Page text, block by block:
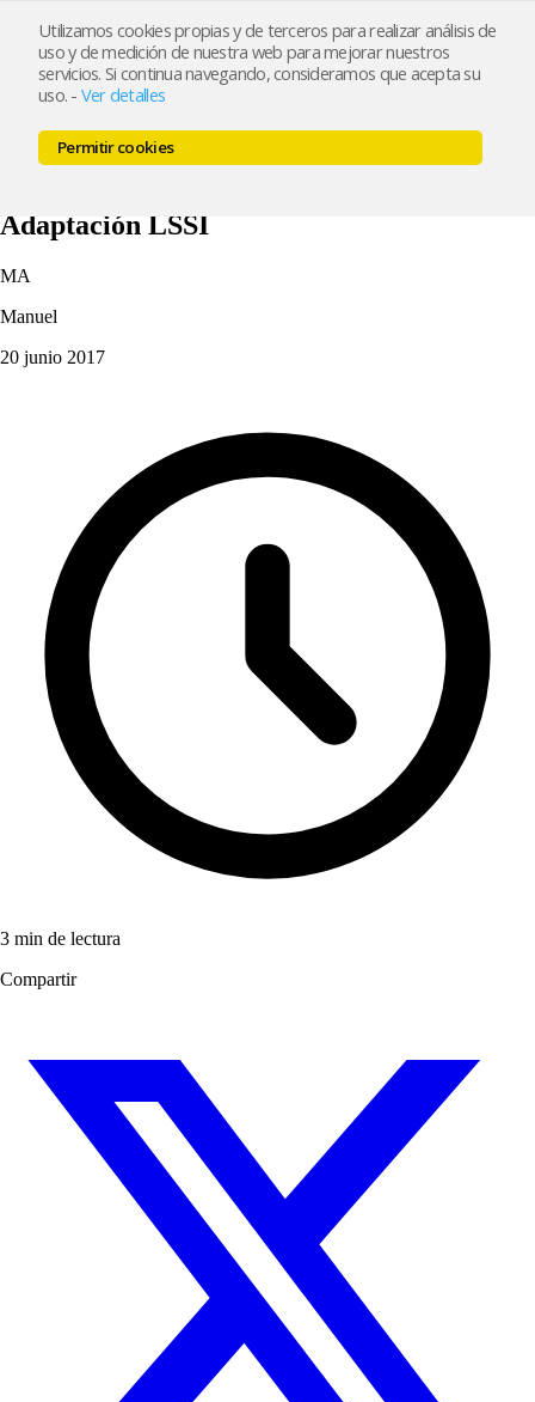
Utilizamos cookies propias y de terceros para realizar análisis de
uso y de medición de nuestra web para mejorar nuestros
servicios. Si continua navegando, consideramos que acepta su
uso. - Ver detalles
Permitir cookies
Inicio Características Ejemplos Precios Blog Contacto
Crear mi tienda
Inicio Características Ejemplos Precios Blog Contacto
Crear mi tienda
Adaptación LSSI
MA
Manuel
20 junio 2017
3 min de lectura
Compartir